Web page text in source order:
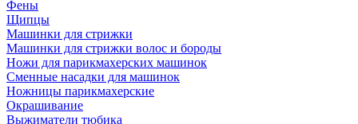
Фены
Щипцы
Машинки для стрижки
Машинки для стрижки волос и бороды
Ножи для парикмахерских машинок
Сменные насадки для машинок
Ножницы парикмахерские
Окрашивание
Выжиматели тюбика